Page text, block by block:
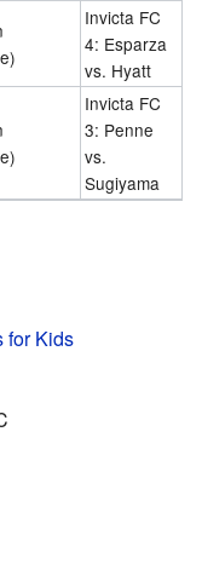
Invicta FC
4: Esparza
vs. Hyatt
Invicta FC
3: Penne
vs.
Sugiyama
for Kids